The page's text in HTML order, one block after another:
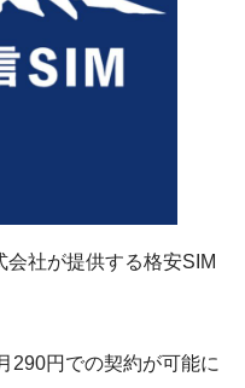
会社が提供する格安SIM
290円での契約が可能に